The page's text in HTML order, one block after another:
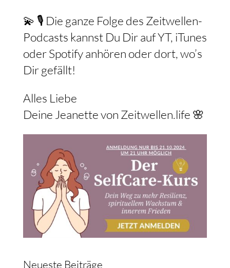
💫 🎙️ Die ganze Folge des Zeitwellen-
Podcasts kannst Du Dir auf YT, iTunes
oder Spotify anhören oder dort, wo’s
Dir gefällt!
Alles Liebe
Deine Jeanette von Zeitwellen.life 🌸
Neueste Beiträge